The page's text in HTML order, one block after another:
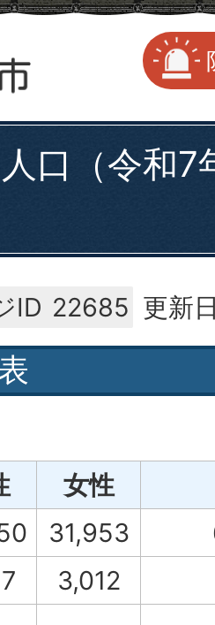
口（令和7
ID 22685 更新
女性
31,953
3,012